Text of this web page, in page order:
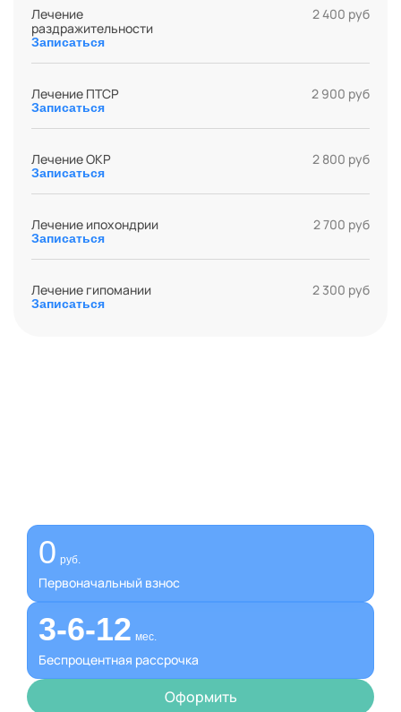
Лечение
раздражительности
2 400 руб
Записаться
Лечение ПТСР 2 900 руб
Записаться
Лечение ОКР 2 800 руб
Записаться
Лечение ипохондрии 2 700 руб
Записаться
Лечение гипомании 2 300 руб
Записаться
0 руб.
Первоначальный взнос
3-6-12 мес.
Беспроцентная рассрочка
Оформить